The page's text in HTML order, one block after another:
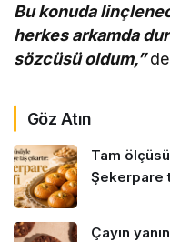
Bu konuda
herkes arkamda
sözcüsü oldum,”
Göz Atın
Tam
Şekerpare
Çayın